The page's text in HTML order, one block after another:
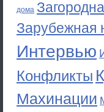
дома
Зарубежная
Интервью
Конфликты
Махинации